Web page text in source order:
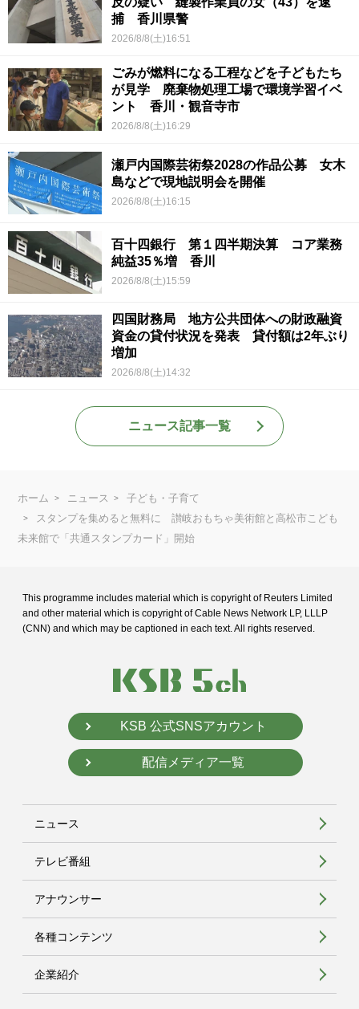
捕 香川県警
2026/8/8(土)16:51
ごみが燃料になる工程などを子どもたち
が見学 廃棄物処理工場で環境学習イベ
ント 香川・観音寺市
2026/8/8(土)16:29
瀬戸内国際芸術祭2028の作品公募 女木
島などで現地説明会を開催
2026/8/8(土)16:15
百十四銀行 第１四半期決算 コア業務
純益35％増 香川
2026/8/8(土)15:59
四国財務局 地方公共団体への財政融資
資金の貸付状況を発表 貸付額は2年ぶり
増加
2026/8/8(土)14:32
ニュース記事一覧
ホーム ニュース
子ども・子育て
スタンプを集めると無料に 讃岐おもちゃ美術館と高松市こども
未来館で「共通スタンプカード」開始
This programme includes material which is copyright of Reuters Limited
and other material which is copyright of Cable News Network LP, LLLP
(CNN) and which may be captioned in each text. All rights reserved.
KSB 公式SNSアカウント
配信メディア一覧
ニュース
テレビ番組
アナウンサー
各種コンテンツ
企業紹介